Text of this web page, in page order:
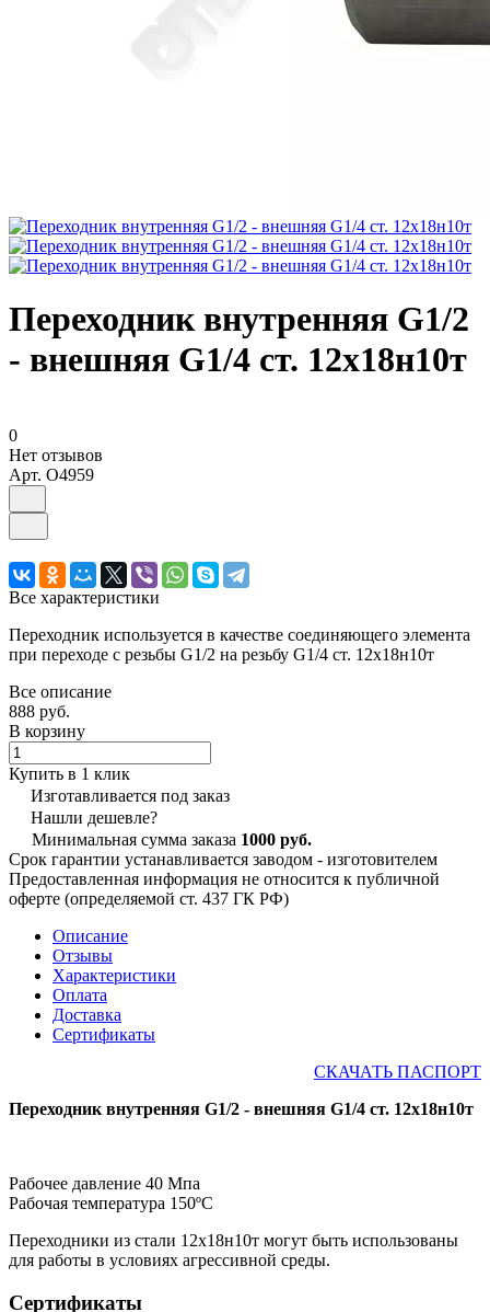
Переходник внутренняя G1/2
- внешняя G1/4 ст. 12х18н10т
0
Нет отзывов
Арт. O4959
Все характеристики
Переходник используется в качестве соединяющего элемента
при переходе с резьбы G1/2 на резьбу G1/4 ст. 12х18н10т
Все описание
888 руб.
В корзину
Купить в 1 клик
Изготавливается под заказ
Нашли дешевле?
Минимальная сумма заказа 1000 руб.
Срок гарантии устанавливается заводом - изготовителем
Предоставленная информация не относится к публичной
оферте (определяемой ст. 437 ГК РФ)
Описание
Отзывы
Характеристики
Оплата
Доставка
Сертификаты
СКАЧАТЬ ПАСПОРТ
Переходник внутренняя G1/2 - внешняя G1/4 ст. 12х18н10т
Рабочее давление 40 Мпа
Рабочая температура 150ºС
Переходники из стали 12х18н10т могут быть использованы
для работы в условиях агрессивной среды.
Сертификаты